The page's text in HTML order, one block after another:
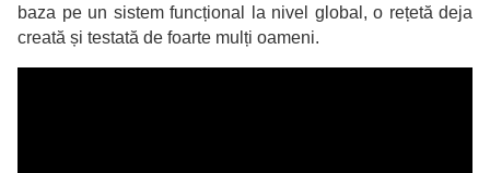
baza pe un sistem funcțional la nivel global, o rețetă deja
creată și testată de foarte mulți oameni.